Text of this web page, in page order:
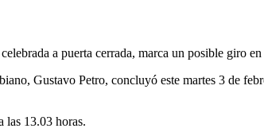
a puerta cerrada, marca un posible giro
Gustavo Petro, concluyó este martes 3 de
las 13.03 horas.